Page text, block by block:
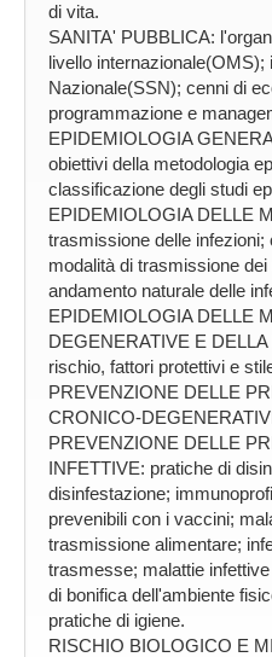
di vita.
SANITA' PUBBLICA:
livello internazionale(OMS);
Nazionale(SSN); cenni di
programmazione e
EPIDEMIOLOGIA
obiettivi della metodologia
classificazione degli studi
EPIDEMIOLOGIA DELLE
trasmissione delle infezioni;
modalità di trasmissione
andamento naturale delle
EPIDEMIOLOGIA DELLE
DEGENERATIVE E
rischio, fattori protettivi e
PREVENZIONE DELLE
CRONICO-
PREVENZIONE DELLE
INFETTIVE: pratiche di
disinfestazione;
prevenibili con i vaccini;
trasmissione alimentare;
trasmesse; malattie
di bonifica dell'ambiente
pratiche di igiene.
RISCHIO BIOLOGICO E